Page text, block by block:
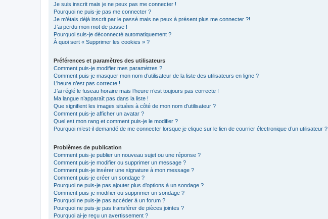
Je suis inscrit mais je ne peux pas me connecter !
Pourquoi ne puis-je pas me connecter ?
Je m’étais déjà inscrit par le passé mais ne peux à présent plus me connecter ?!
J’ai perdu mon mot de passe !
Pourquoi suis-je déconnecté automatiquement ?
À quoi sert « Supprimer les cookies » ?
Préférences et paramètres des utilisateurs
Comment puis-je modifier mes paramètres ?
Comment puis-je masquer mon nom d’utilisateur de la liste des utilisateurs en ligne ?
L’heure n’est pas correcte !
J’ai réglé le fuseau horaire mais l’heure n’est toujours pas correcte !
Ma langue n’apparaît pas dans la liste !
Que signifient les images situées à côté de mon nom d’utilisateur ?
Comment puis-je afficher un avatar ?
Quel est mon rang et comment puis-je le modifier ?
Pourquoi m’est-il demandé de me connecter lorsque je clique sur le lien de courrier électronique d’un utilisateur ?
Problèmes de publication
Comment puis-je publier un nouveau sujet ou une réponse ?
Comment puis-je modifier ou supprimer un message ?
Comment puis-je insérer une signature à mon message ?
Comment puis-je créer un sondage ?
Pourquoi ne puis-je pas ajouter plus d’options à un sondage ?
Comment puis-je modifier ou supprimer un sondage ?
Pourquoi ne puis-je pas accéder à un forum ?
Pourquoi ne puis-je pas transférer de pièces jointes ?
Pourquoi ai-je reçu un avertissement ?